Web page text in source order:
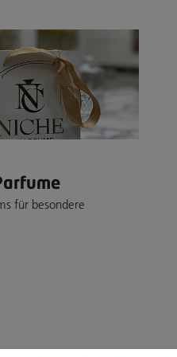
für besondere